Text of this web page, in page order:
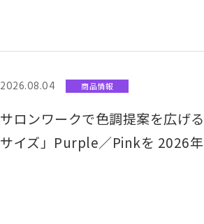
2026.08.04 商品情報
サロンワークで色調提案を広げ
サイズ」Purple／Pinkを 2026